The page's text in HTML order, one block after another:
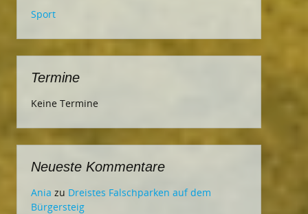
Sport
Termine
Keine Termine
Neueste Kommentare
Ania zu Dreistes Falschparken auf dem
Bürgersteig